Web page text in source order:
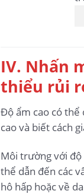
IV. Nhấn
thiểu rủi
Độ ẩm cao có thể
cao và biết cách
Môi trường với độ
thể dẫn đến các
hô hấp hoặc về